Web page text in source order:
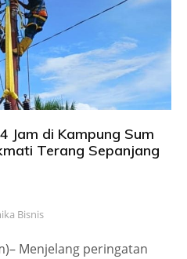
Jam di Kampung Sum
Terang Sepanjang
Bisnis
Menjelang peringatan